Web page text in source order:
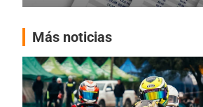
Más noticias